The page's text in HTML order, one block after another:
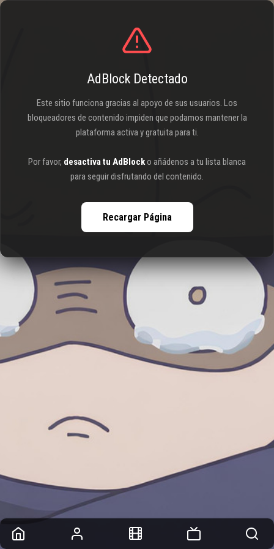
AdBlock Detectado
Este sitio funciona gracias al apoyo de sus usuarios. Los
bloqueadores de contenido impiden que podamos mantener la
plataforma activa y gratuita para ti.
Por favor, desactiva tu AdBlocko añádenos a tu lista blanca
para seguir disfrutando del contenido.
Recargar Página